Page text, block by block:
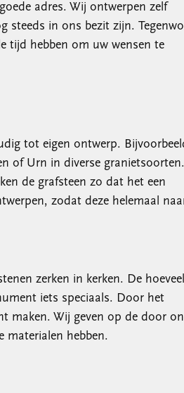
adres. Wij ontwerpen zelf
steeds in ons bezit zijn.
tijd hebben om uw wensen te
tot eigen ontwerp.
of Urn in diverse
de grafsteen zo dat het een
zodat deze helemaal
zerken in kerken. De
iets speciaals. Door het
maken. Wij geven op de door
materialen hebben.